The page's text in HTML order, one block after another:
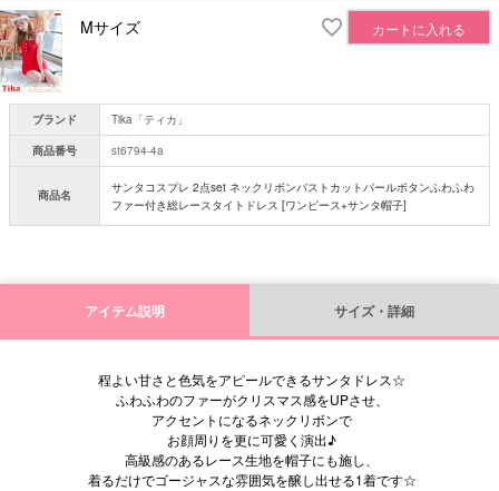
Mサイズ
カートに入れる
ブランド
Tika「ティカ」
商品番号
st6794-4a
商品名
サンタコスプレ 2点set ネックリボンバストカットパールボタンふわふわ
ファー付き総レースタイトドレス [ワンピース+サンタ帽子]
アイテム説明 サイズ・詳細
程よい甘さと色気をアピールできるサンタドレス☆
ふわふわのファーがクリスマス感をUPさせ、
アクセントになるネックリボンで
お顔周りを更に可愛く演出♪
高級感のあるレース生地を帽子にも施し、
着るだけでゴージャスな雰囲気を醸し出せる1着です☆